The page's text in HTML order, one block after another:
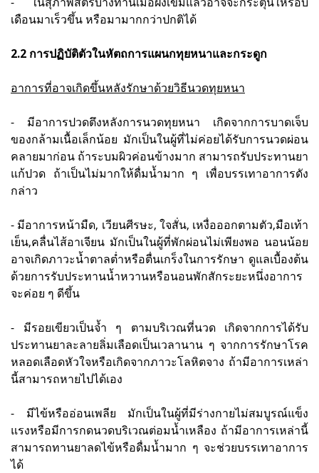
เดือนมาเร็วขึ้น หรือมามากกว่าปกติได้
2.2 การปฏิบัติตัวในหัตถการแผนกทุยหนาและกระดูก
อาการที่อาจเกิดขึ้นหลังรักษาด้วยวิธีนวดทุยหนา
- มีอาการปวดตึงหลังการนวดทุยหนา เกิดจากการบาดเจ็บ
ของกล้ามเนื้อเล็กน้อย มักเป็นในผู้ที่ไม่ค่อยได้รับการนวดผ่อน
คลายมาก่อน ถ้าระบมผิวค่อนข้างมาก สามารถรับประทานยา
แก้ปวด ถ้าเป็นไม่มากให้ดื่มน้ำมาก ๆ เพื่อบรรเทาอาการดัง
กล่าว
- มีอาการหน้ามืด, เวียนศีรษะ, ใจสั่น, เหงื่อออกตามตัว,มือเท้า
เย็น,คลื่นไส้อาเจียน มักเป็นในผู้ที่พักผ่อนไม่เพียงพอ นอนน้อย
อาจเกิดภาวะน้ำตาลต่ำหรือตื่นเกร็งในการรักษา ดูแลเบื้องต้น
ด้วยการรับประทานน้ำหวานหรือนอนพักสักระยะหนึ่งอาการ
จะค่อย ๆ ดีขึ้น
- มีรอยเขียวเป็นจ้ำ ๆ ตามบริเวณที่นวด เกิดจากการได้รับ
ประทานยาละลายลิ่มเลือดเป็นเวลานาน ๆ จากการรักษาโรค
หลอดเลือดหัวใจหรือเกิดจากภาวะโลหิตจาง ถ้ามีอาการเหล่า
นี้สามารถหายไปได้เอง
- มีไข้หรืออ่อนเพลีย มักเป็นในผู้ที่มีร่างกายไม่สมบูรณ์แข็ง
แรงหรือมีการกดนวดบริเวณต่อมน้ำเหลือง ถ้ามีอาการเหล่านี้
สามารถทานยาลดไข้หรือดื่มน้ำมาก ๆ จะช่วยบรรเทาอาการ
ได้